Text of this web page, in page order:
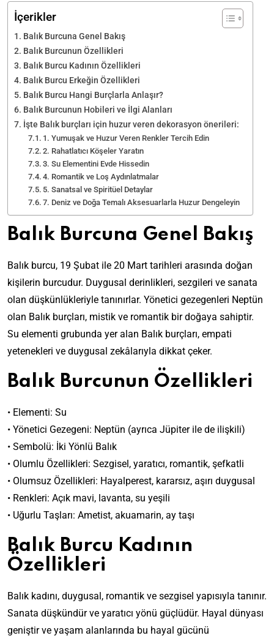
İçerikler
Balık Burcuna Genel Bakış
Balık Burcunun Özellikleri
Balık Burcu Kadının Özellikleri
Balık Burcu Erkeğin Özellikleri
Balık Burcu Hangi Burçlarla Anlaşır?
Balık Burcunun Hobileri ve İlgi Alanları
İşte Balık burçları için huzur veren dekorasyon önerileri:
1. Yumuşak ve Huzur Veren Renkler Tercih Edin
2. Rahatlatıcı Köşeler Yaratın
3. Su Elementini Evde Hissedin
4. Romantik ve Loş Aydınlatmalar
5. Sanatsal ve Spiritüel Detaylar
7. Deniz ve Doğa Temalı Aksesuarlarla Huzur Dengeleyin
Balık Burcuna Genel Bakış
Balık burcu, 19 Şubat ile 20 Mart tarihleri arasında doğan
kişilerin burcudur. Duygusal derinlikleri, sezgileri ve sanata
olan düşkünlükleriyle tanınırlar. Yönetici gezegenleri Neptün
olan Balık burçları, mistik ve romantik bir doğaya sahiptir.
Su elementi grubunda yer alan Balık burçları, empati
yetenekleri ve duygusal zekâlarıyla dikkat çeker.
Balık Burcunun Özellikleri
• Elementi: Su
• Yönetici Gezegeni: Neptün (ayrıca Jüpiter ile de ilişkili)
• Sembolü: İki Yönlü Balık
• Olumlu Özellikleri: Sezgisel, yaratıcı, romantik, şefkatli
• Olumsuz Özellikleri: Hayalperest, kararsız, aşırı duygusal
• Renkleri: Açık mavi, lavanta, su yeşili
• Uğurlu Taşları: Ametist, akuamarin, ay taşı
Balık Burcu Kadının
Özellikleri
Balık kadını, duygusal, romantik ve sezgisel yapısıyla tanınır.
Sanata düşkündür ve yaratıcı yönü güçlüdür. Hayal dünyası
geniştir ve yaşam alanlarında bu hayal gücünü